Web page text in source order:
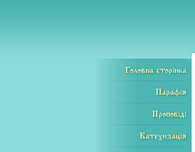
Головна сторінка
Парафія
Проповіді
Катехизація